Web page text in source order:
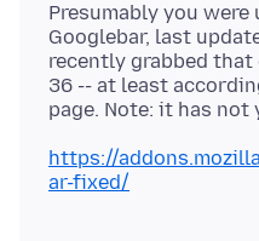
Presumably you
Googlebar, last
recently grabbed
36 -- at least
https://
ar-fixed/